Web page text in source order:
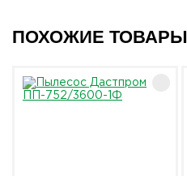
ПОХОЖИЕ ТОВАРЫ